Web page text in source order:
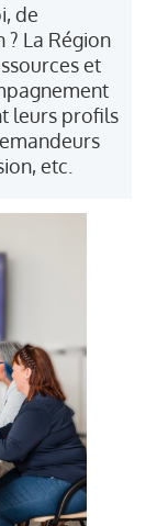
de
La Région
et
leurs profils
etc.